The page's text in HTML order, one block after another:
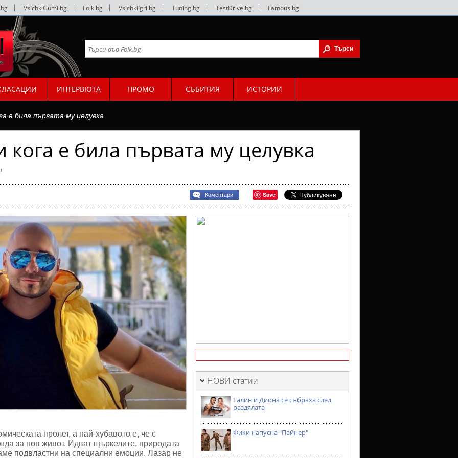
VsichkiGumi.bg Folk.bg VsichkiIgri.bg Tuning.bg TestDrive.bg Famous.bg
ИНТЕРВЮТА ПРОМО СЪБИТИЯ ИСТОРИИ
е била първата му целувка
кога е била първата му целувка
Коментари Save
пролет, а най-хубавото е, че с
за нов живот. Идват щъркелите, природата
подвластни на специални емоции. Лазар не
НОВИ статии
Галин и Диона се събраха след
раздялата
Фики напусна "Пайнер"